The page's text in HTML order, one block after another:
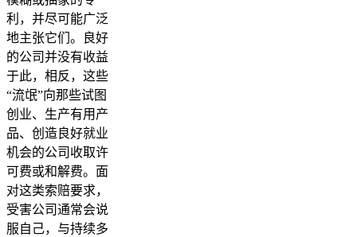
利，并尽可能广泛
地主张它们。良好
的公司并没有收益
于此，相反，这些
“流氓”向那些试图
创业、生产有用产
品、创造良好就业
机会的公司收取许
可费或和解费。面
对这类索赔要求，
受害公司通常会说
服自己，与持续多